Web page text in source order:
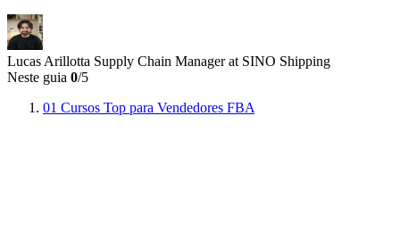
Lucas Arillotta Supply Chain Manager at SINO Shipping
Neste guia 0/5
01 Cursos Top para Vendedores FBA